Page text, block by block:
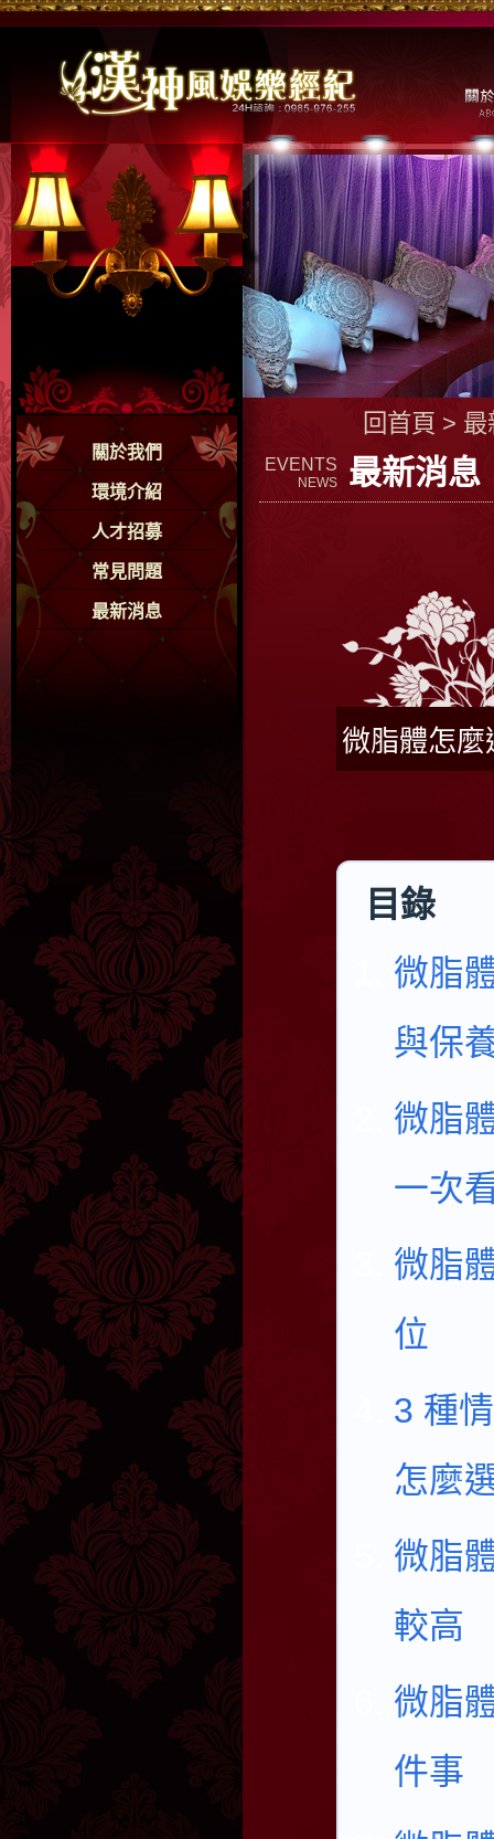
關於我們
環境介紹
人才招募
常見問題
最新消息
回首頁 > 最
EVENTS
NEWS 最新消息
微脂體怎
目錄
微脂
與保
微脂
一次
微脂
位
3 種
怎麼
微脂
較高
微脂
件事